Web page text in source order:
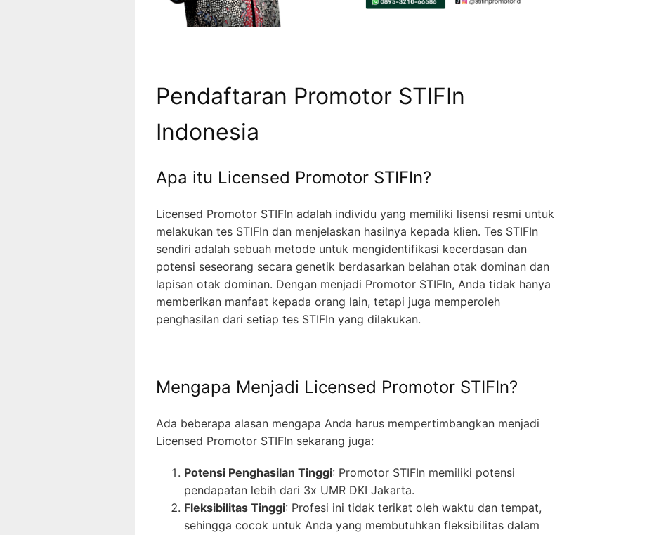
Pendaftaran Promotor STIFIn
Indonesia
Apa itu Licensed Promotor STIFIn?
Licensed Promotor STIFIn adalah individu yang memiliki lisensi resmi untuk
melakukan tes STIFIn dan menjelaskan hasilnya kepada klien. Tes STIFIn
sendiri adalah sebuah metode untuk mengidentifikasi kecerdasan dan
potensi seseorang secara genetik berdasarkan belahan otak dominan dan
lapisan otak dominan. Dengan menjadi Promotor STIFIn, Anda tidak hanya
memberikan manfaat kepada orang lain, tetapi juga memperoleh
penghasilan dari setiap tes STIFIn yang dilakukan.
Mengapa Menjadi Licensed Promotor STIFIn?
Ada beberapa alasan mengapa Anda harus mempertimbangkan menjadi
Licensed Promotor STIFIn sekarang juga:
Potensi Penghasilan Tinggi: Promotor STIFIn memiliki potensi
pendapatan lebih dari 3x UMR DKI Jakarta.
Fleksibilitas Tinggi: Profesi ini tidak terikat oleh waktu dan tempat,
sehingga cocok untuk Anda yang membutuhkan fleksibilitas dalam